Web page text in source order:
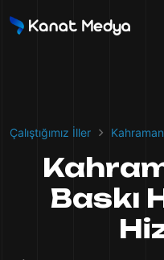
Çalıştığımız İller
Baskı